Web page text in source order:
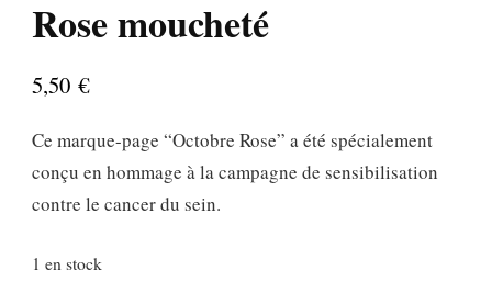
Rose moucheté
5,50 €
Ce marque-page “Octobre Rose” a été spécialement
conçu en hommage à la campagne de sensibilisation
contre le cancer du sein.
1 en stock